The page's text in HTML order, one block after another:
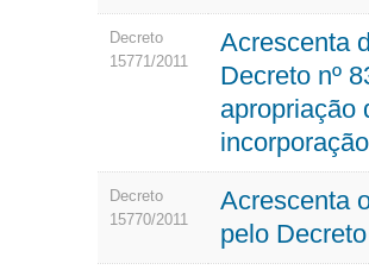
Decreto
15771/2011
Acrescenta
Decreto nº
apropriação
Decreto
15770/2011
Acrescenta
pelo